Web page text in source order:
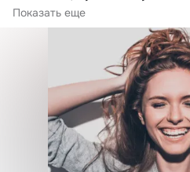
стопами и ногтями.
Показать еще